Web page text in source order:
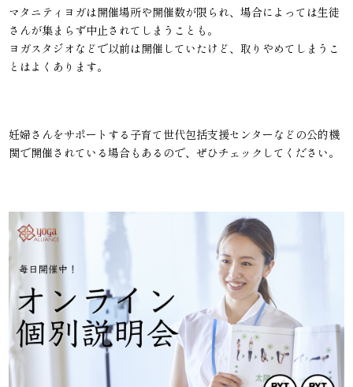
マタニティヨガは開催場所や開催数が限られ、場合によっては生徒
さんが集まらず中止されてしまうことも。
ヨガスタジオなどで以前は開催していたけど、取りやめてしまうこ
とはよくあります。
妊婦さんをサポートする子育て世代包括支援センターなどの公的機
関で開催されている場合もあるので、ぜひチェックしてください。